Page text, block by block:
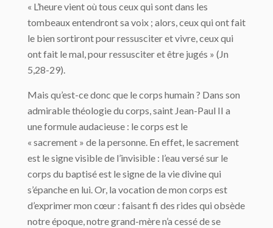
« L’heure vient où tous ceux qui sont dans les
tombeaux entendront sa voix ; alors, ceux qui ont fait
le bien sortiront pour ressusciter et vivre, ceux qui
ont fait le mal, pour ressusciter et être jugés » (Jn
5,28-29).
Mais qu’est-ce donc que le corps humain ? Dans son
admirable théologie du corps, saint Jean-Paul II a
une formule audacieuse : le corps est le
« sacrement » de la personne. En effet, le sacrement
est le signe visible de l’invisible : l’eau versé sur le
corps du baptisé est le signe de la vie divine qui
s’épanche en lui. Or, la vocation de mon corps est
d’exprimer mon cœur : faisant fi des rides qui obsède
notre époque, notre grand-mère n’a cessé de se